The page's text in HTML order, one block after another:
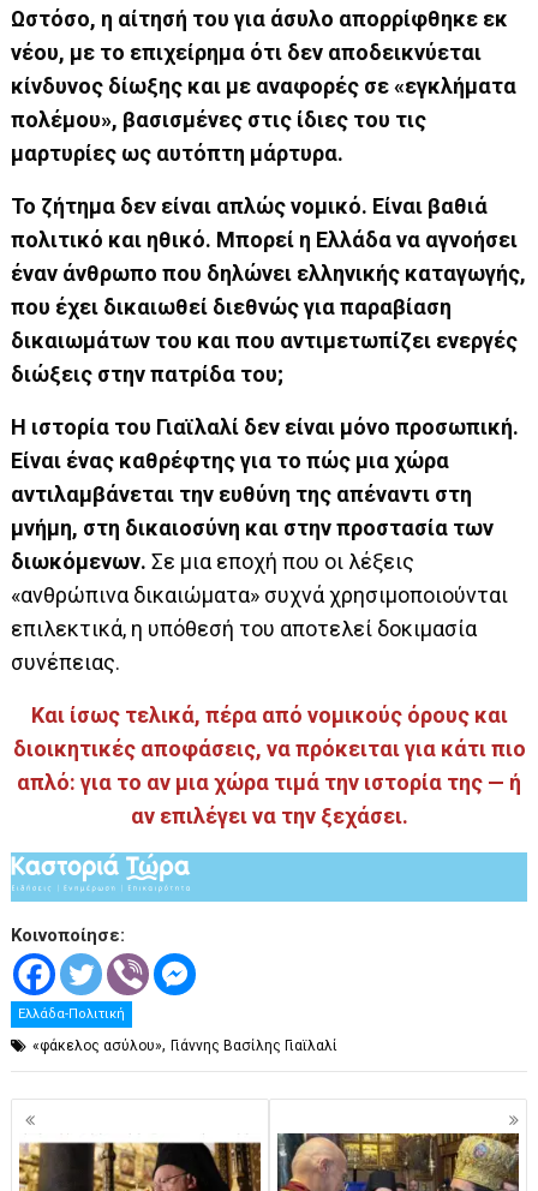
Ωστόσο, η αίτησή του για άσυλο απορρίφθηκε εκ
νέου, με το επιχείρημα ότι δεν αποδεικνύεται
κίνδυνος δίωξης και με αναφορές σε «εγκλήματα
πολέμου», βασισμένες στις ίδιες του τις
μαρτυρίες ως αυτόπτη μάρτυρα.
Το ζήτημα δεν είναι απλώς νομικό. Είναι βαθιά
πολιτικό και ηθικό. Μπορεί η Ελλάδα να αγνοήσει
έναν άνθρωπο που δηλώνει ελληνικής καταγωγής,
που έχει δικαιωθεί διεθνώς για παραβίαση
δικαιωμάτων του και που αντιμετωπίζει ενεργές
διώξεις στην πατρίδα του;
Η ιστορία του Γιαϊλαλί δεν είναι μόνο προσωπική.
Είναι ένας καθρέφτης για το πώς μια χώρα
αντιλαμβάνεται την ευθύνη της απέναντι στη
μνήμη, στη δικαιοσύνη και στην προστασία των
διωκόμενων. Σε μια εποχή που οι λέξεις
«ανθρώπινα δικαιώματα» συχνά χρησιμοποιούνται
επιλεκτικά, η υπόθεσή του αποτελεί δοκιμασία
συνέπειας.
Και ίσως τελικά, πέρα από νομικούς όρους και
διοικητικές αποφάσεις, να πρόκειται για κάτι πιο
απλό: για το αν μια χώρα τιμά την ιστορία της — ή
αν επιλέγει να την ξεχάσει.
Κοινοποίησε:
Ελλάδα-Πολιτική
«φάκελος ασύλου»,Γιάννης Βασίλης Γιαϊλαλί
Πλοήγηση
άρθρων